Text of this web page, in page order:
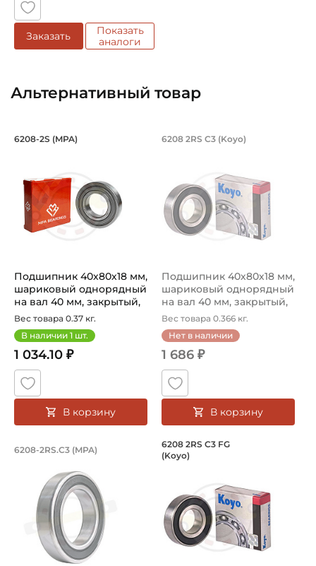
Заказать
Показать
аналоги
Альтернативный товар
Подшипник 40х80х18 мм, шариковый
6208-2S (MPA)
Подшипник 40х80х18 мм,
шариковый однорядный
на вал 40 мм, закрытый,
улу...
Вес товара 0.37 кг.
В наличии 1 шт.
1 034.10 ₽
В корзину
Подшипник
6208 2RS C3 (Koyo)
Подшипник 40х80х18 мм,
шариковый однорядный
на вал 40 мм, закрытый,
уве...
Вес товара 0.366 кг.
Нет в наличии
1 686 ₽
В корзину
Подшипник 40х80х18 мм, шариковый
Подшипник шариковый однорядный 6208 2RS C3 FG
6208-2RS.C3 (MPA) Подшипник
Подшипник шариковый
6208 2RS C3 FG
(Koyo)